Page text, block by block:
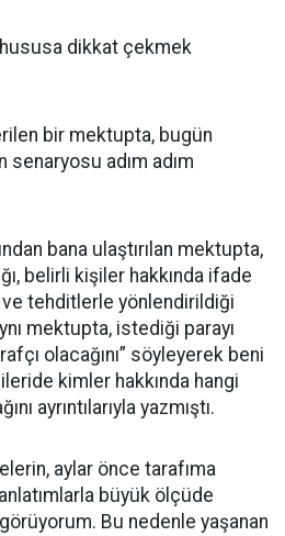
dikkat çekmek
bir mektupta, bugün
senaryosu adım adım
bana ulaştırılan mektupta,
belirli kişiler hakkında ifade
tehditlerle yönlendirildiği
mektupta, istediği parayı
olacağını” söyleyerek beni
kimler hakkında hangi
ayrıntılarıyla yazmıştı.
aylar önce tarafıma
büyük ölçüde
Bu nedenle yaşanan